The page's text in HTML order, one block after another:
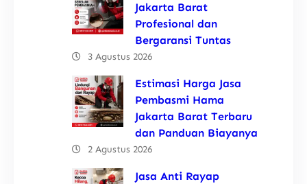
Jakarta Barat
Profesional dan
Bergaransi Tuntas
3 Agustus 2026
Estimasi Harga Jasa
Pembasmi Hama
Jakarta Barat Terbaru
dan Panduan Biayanya
2 Agustus 2026
Jasa Anti Rayap